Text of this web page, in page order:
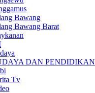
Bawang
Bawang Barat
DAN PENDIDIKAN
Tv